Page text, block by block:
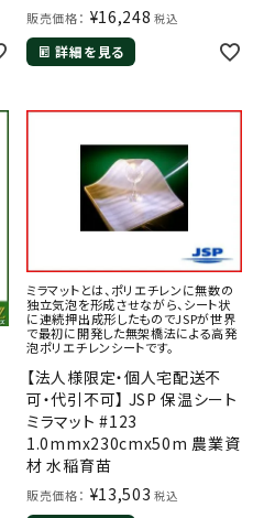
販売価格： ¥16,248 税込
詳細を見る
ミラマットとは、ポリエチレンに無数の
独立気泡を形成させながら、シート状
に連続押出成形したものでJSPが世界
で最初に開発した無架橋法による高発
泡ポリエチレンシートです。
【法人様限定・個人宅配送不
可・代引不可】 JSP 保温シート
ミラマット #123
1.0mmx230cmx50m 農業資
材 水稲育苗
販売価格： ¥13,503 税込